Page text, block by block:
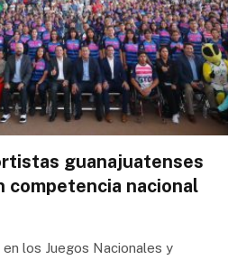
guanajuatenses
competencia nacional
los Juegos Nacionales y